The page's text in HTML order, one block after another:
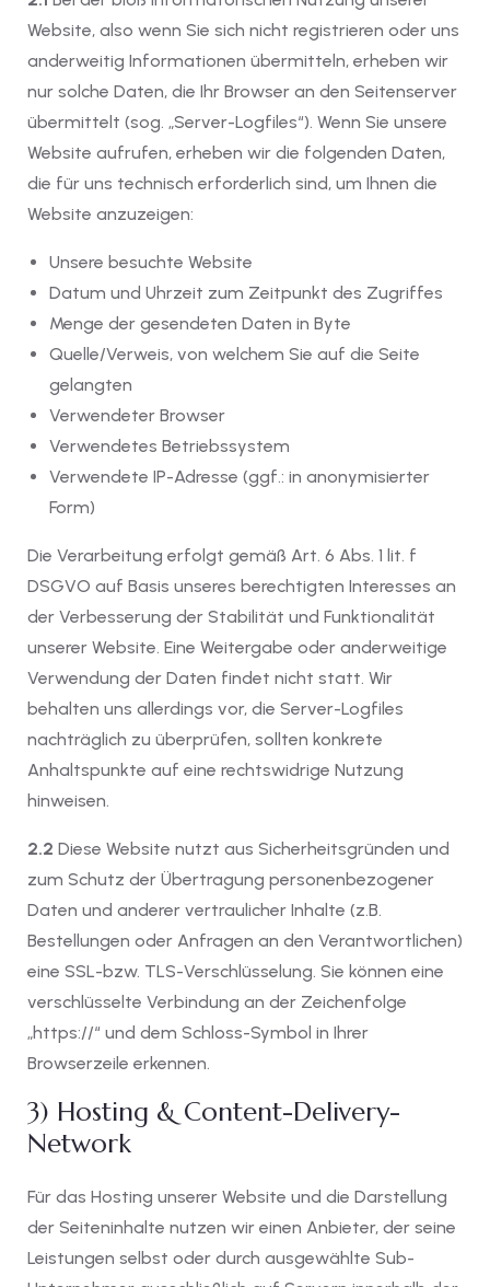
Website, also wenn Sie sich nicht registrieren oder uns
anderweitig Informationen übermitteln, erheben wir
nur solche Daten, die Ihr Browser an den Seitenserver
übermittelt (sog. „Server-Logfiles“). Wenn Sie unsere
Website aufrufen, erheben wir die folgenden Daten,
die für uns technisch erforderlich sind, um Ihnen die
Website anzuzeigen:
Unsere besuchte Website
Datum und Uhrzeit zum Zeitpunkt des Zugriffes
Menge der gesendeten Daten in Byte
Quelle/Verweis, von welchem Sie auf die Seite
gelangten
Verwendeter Browser
Verwendetes Betriebssystem
Verwendete IP-Adresse (ggf.: in anonymisierter
Form)
Die Verarbeitung erfolgt gemäß Art. 6 Abs. 1 lit. f
DSGVO auf Basis unseres berechtigten Interesses an
der Verbesserung der Stabilität und Funktionalität
unserer Website. Eine Weitergabe oder anderweitige
Verwendung der Daten findet nicht statt. Wir
behalten uns allerdings vor, die Server-Logfiles
nachträglich zu überprüfen, sollten konkrete
Anhaltspunkte auf eine rechtswidrige Nutzung
hinweisen.
2.2 Diese Website nutzt aus Sicherheitsgründen und
zum Schutz der Übertragung personenbezogener
Daten und anderer vertraulicher Inhalte (z.B.
Bestellungen oder Anfragen an den Verantwortlichen)
eine SSL-bzw. TLS-Verschlüsselung. Sie können eine
verschlüsselte Verbindung an der Zeichenfolge
„https://“ und dem Schloss-Symbol in Ihrer
Browserzeile erkennen.
3) Hosting & Content-Delivery-
Network
Für das Hosting unserer Website und die Darstellung
der Seiteninhalte nutzen wir einen Anbieter, der seine
Leistungen selbst oder durch ausgewählte Sub-